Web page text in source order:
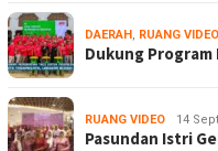
DAERAH , RUANG VIDEO
Dukung
RUANG VIDEO 14
Pasundan Istri